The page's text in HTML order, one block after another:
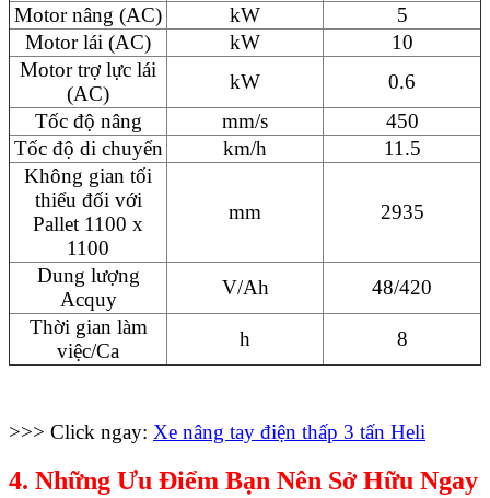
Motor nâng (AC)
kW
5
Motor lái (AC)
kW
10
Motor trợ lực lái
(AC)
kW
0.6
Tốc độ nâng
mm/s
450
Tốc độ di chuyển
km/h
11.5
Không gian tối
thiểu đối với
Pallet 1100 x
1100
mm 2935
Dung lượng
Acquy
V/Ah
48/420
Thời gian làm
việc/Ca
h 8
>>> Click ngay: Xe nâng tay điện thấp 3 tấn Heli
4. Những Ưu Điểm Bạn Nên Sở Hữu Ngay